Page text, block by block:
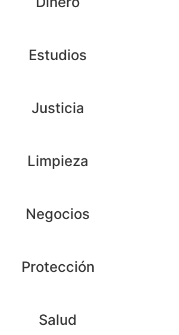
Estudios
Justicia
Limpieza
Negocios
Protección
Salud